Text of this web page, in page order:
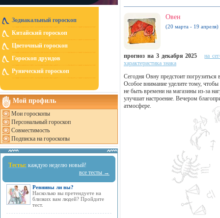
Зодиакальный гороскоп
Китайский гороскоп
Цветочный гороскоп
Гороскоп друидов
Рунический гороскоп
Мой профиль
Мои гороскопы
Персональный гороскоп
Совместимость
Подписка на гороскопы
Тесты: каждую неделю новый!
все тесты →
Ревнивы ли вы?
Насколько вы претендуете на
близких вам людей? Пройдите
тест.
Овен
(20 марта - 19 апреля)
прогноз на 3 декабря 2025
на
характеристика знака
Сегодня Овну предстоит
Особое внимание уделите тому,
не быть времени на магазины из-за
улучшат настроение. Вечером
атмосфере.